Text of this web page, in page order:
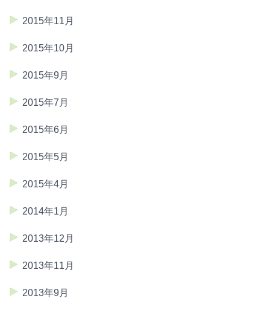
2015年11月
2015年10月
2015年9月
2015年7月
2015年6月
2015年5月
2015年4月
2014年1月
2013年12月
2013年11月
2013年9月